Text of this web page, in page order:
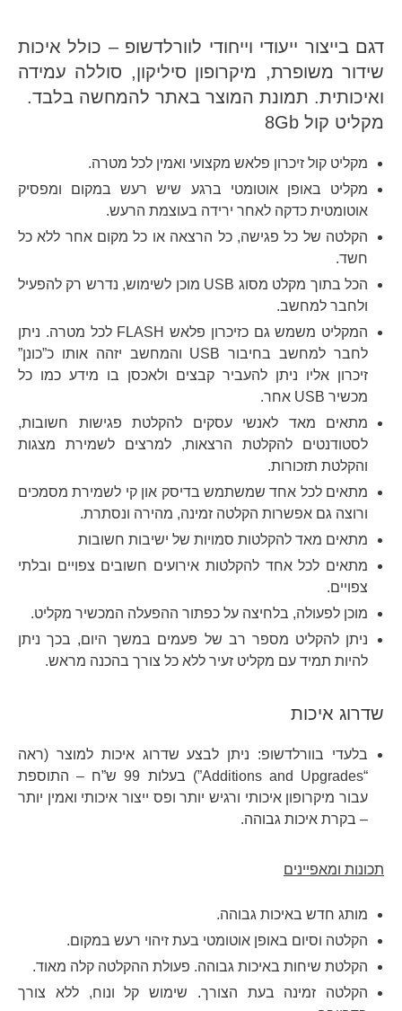
דגם בייצור ייעודי וייחודי לוורלדשופ – כולל איכות
שידור משופרת, מיקרופון סיליקון, סוללה עמידה
ואיכותית. תמונת המוצר באתר להמחשה בלבד.
מקליט קול 8Gb
מקליט קול זיכרון פלאש מקצועי ואמין לכל מטרה.
מקליט באופן אוטומטי ברגע שיש רעש במקום ומפסיק
אוטומטית כדקה לאחר ירידה בעוצמת הרעש.
הקלטה של כל פגישה, כל הרצאה או כל מקום אחר ללא כל
חשד.
הכל בתוך מקלט מסוג USB מוכן לשימוש, נדרש רק להפעיל
ולחבר למחשב.
המקליט משמש גם כזיכרון פלאש FLASH לכל מטרה. ניתן
לחבר למחשב בחיבור USB והמחשב יזהה אותו כ”כונן”
זיכרון אליו ניתן להעביר קבצים ולאכסן בו מידע כמו כל
מכשיר USB אחר.
מתאים מאד לאנשי עסקים להקלטת פגישות חשובות,
לסטודנטים להקלטת הרצאות, למרצים לשמירת מצגות
והקלטת תזכורות.
מתאים לכל אחד שמשתמש בדיסק און קי לשמירת מסמכים
ורוצה גם אפשרות הקלטה זמינה, מהירה ונסתרת.
מתאים מאד להקלטות סמויות של ישיבות חשובות
מתאים לכל אחד להקלטות אירועים חשובים צפויים ובלתי
צפויים.
מוכן לפעולה, בלחיצה על כפתור ההפעלה המכשיר מקליט.
ניתן להקליט מספר רב של פעמים במשך היום, בכך ניתן
להיות תמיד עם מקליט זעיר ללא כל צורך בהכנה מראש.
שדרוג איכות
בלעדי בוורלדשופ: ניתן לבצע שדרוג איכות למוצר (ראה
“Additions and Upgrades”) בעלות 99 ש”ח – התוספת
עבור מיקרופון איכותי ורגיש יותר ופס ייצור איכותי ואמין יותר
– בקרת איכות גבוהה.
תכונות ומאפיינים
מותג חדש באיכות גבוהה.
הקלטה וסיום באופן אוטומטי בעת זיהוי רעש במקום.
הקלטת שיחות באיכות גבוהה. פעולת ההקלטה קלה מאוד.
הקלטה זמינה בעת הצורך. שימוש קל ונוח, ללא צורך